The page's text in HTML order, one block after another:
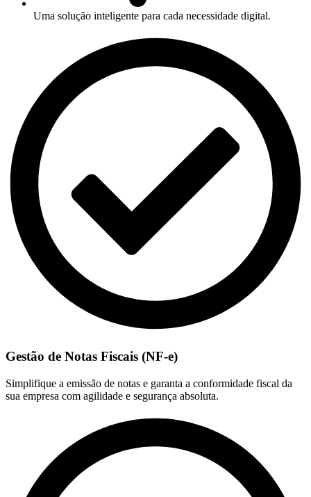
Uma solução inteligente para cada necessidade digital.
Gestão de Notas Fiscais (NF-e)
Simplifique a emissão de notas e garanta a conformidade fiscal da
sua empresa com agilidade e segurança absoluta.